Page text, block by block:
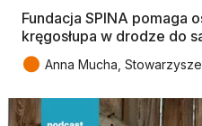
Fundacja SPINA pomaga
kręgosłupa w drodze do
● Anna Mucha,